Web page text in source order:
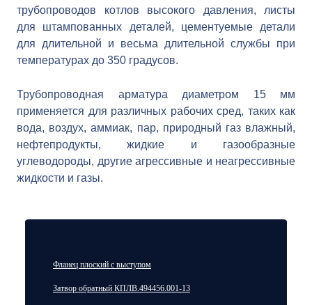
трубопроводов котлов высокого давления, листы
для штампованных деталей, цементуемые детали
для длительной и весьма длительной службы при
температурах до 350 градусов.
Трубопроводная арматура диаметром 15 мм
применяется для различных рабочих сред, таких как
вода, воздух, аммиак, пар, природный газ влажный,
нефтепродукты, жидкие и газообразные
углеводороды, другие агрессивные и неагрессивные
жидкости и газы.
Фланец плоский с выступом
Затвор обратный КПЛВ.494456.001-13